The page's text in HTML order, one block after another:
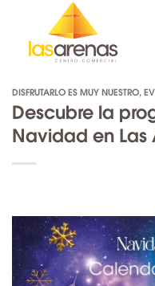
content
DISFRUTARLO ES MUY NUESTRO,
Descubre la
Navidad en Las